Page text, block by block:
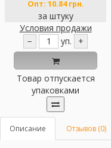
Опт: 10.84 грн.
за штуку
Условия продажи
−
уп. +
Товар отпускается
упаковками
Описание Отзывов (0)